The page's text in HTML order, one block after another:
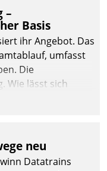
–
Basis
ihr Angebot. Das
umfasst
Die
Wie lässt sich
zugleich Freiraum
neu
Datatrains